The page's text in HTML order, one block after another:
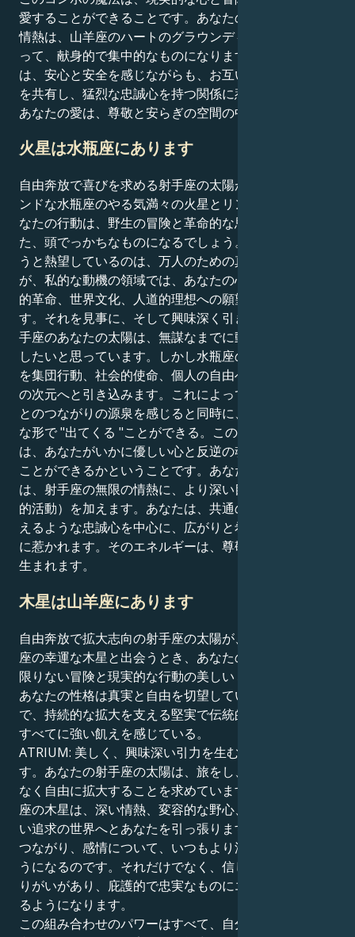
愛することができることです。あなたの射手座の無限の
情熱は、山羊座のハートのグラウンディングの性質によ
って、献身的で集中的なものになります。今、あなた
は、安心と安全を感じながらも、お互いの成功への意欲
を共有し、猛烈な忠誠心を持つ関係に惹かれています。
あなたの愛は、尊敬と安らぎの空間の中で育まれます。
火星は水瓶座にあります
自由奔放で喜びを求める射手座の太陽が、オープンマイ
ンドな水瓶座のやる気満々の火星とリンクするとき、あ
なたの行動は、野生の冒険と革命的な思考が混ざり合っ
た、頭でっかちなものになるでしょう。あなたが見出そ
うと熱望しているのは、万人のための真実と自由です
が、私的な動機の領域では、あなたの心は社会変革、知
的革命、世界文化、人道的理想への願望でいっぱいで
す。それを見事に、そして興味深く引き寄せている。射
手座のあなたの太陽は、無謀なまでに動き、学び、成長
したいと思っています。しかし水瓶座の火星は、あなた
を集団行動、社会的使命、個人の自由へのあくなき追求
の次元へと引き込みます。これによってあなたは、他者
とのつながりの源泉を感じると同時に、驚くほど物理的
な形で "出てくる "ことができる。この関係の真の力
は、あなたがいかに優しい心と反逆の魂の両方で愛する
ことができるかということです。あなたの水瓶座の動機
は、射手座の無限の情熱に、より深い目的意識（と人道
的活動）を加えます。あなたは、共通の人道的理想と燃
えるような忠誠心を中心に、広がりと希望を感じる関係
に惹かれます。そのエネルギーは、尊敬と発見の場から
生まれます。
木星は山羊座にあります
自由奔放で拡大志向の射手座の太陽が、規律正しい山羊
座の幸運な木星と出会うとき、あなたの行動はすべて、
限りない冒険と現実的な行動の美しいミックスとなる。
あなたの性格は真実と自由を切望しているが、その一方
で、持続的な拡大を支える堅実で伝統的、実用的なもの
すべてに強い飢えを感じている。
ATRIUM: 美しく、興味深い引力を生むのは緊張感で
す。あなたの射手座の太陽は、旅をし、学び、何不自由
なく自由に拡大することを求めています。しかし、山羊
座の木星は、深い情熱、変容的な野心、意味の果てしな
い追求の世界へとあなたを引っ張ります。つまり、愛、
つながり、感情について、いつもより深く感じられるよ
うになるのです。それだけでなく、信じられないほど頼
りがいがあり、庇護的で忠実なものにエネルギーを注げ
るようになります。
この組み合わせのパワーはすべて、自分の直感に従い、